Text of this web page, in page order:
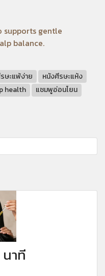
supports gentle
balance.
ษะแพ้ง่าย
หนังศีรษะแห้ง
health
แชมพูอ่อนโยน
าที